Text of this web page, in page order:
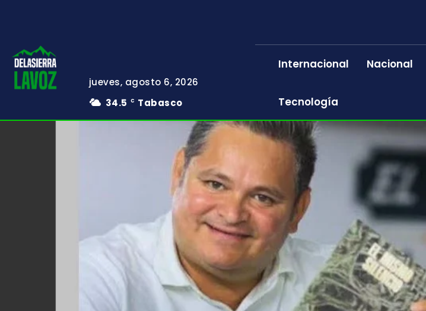
jueves, agosto 6, 2026
34.5
C Tabasco
Internacional Nacional
Tecnología